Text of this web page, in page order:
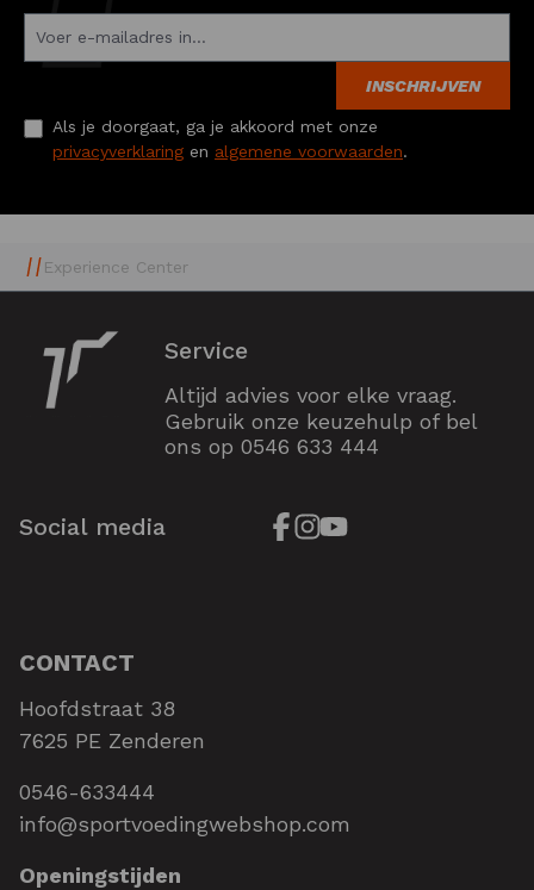
INSCHRIJVEN
Als je doorgaat, ga je akkoord met onze
privacyverklaring en algemene voorwaarden.
Experience Center
Service
Altijd advies voor elke vraag.
Gebruik onze keuzehulp of bel
ons op 0546 633 444
Social media
CONTACT
Hoofdstraat 38
7625 PE Zenderen
0546-633444
info@sportvoedingwebshop.com
Openingstijden